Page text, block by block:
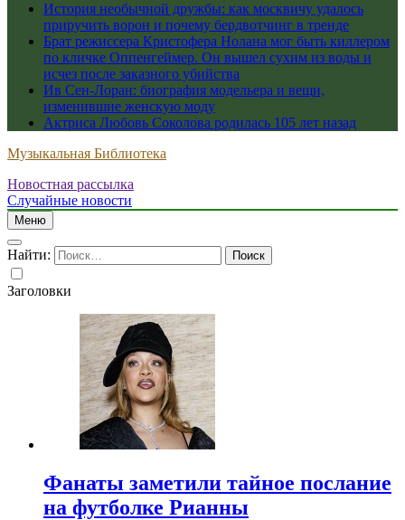
История необычной дружбы: как москвичу удалось
приручить ворон и почему бердвотчинг в тренде
Брат режиссера Кристофера Нолана мог быть киллером
по кличке Оппенгеймер. Он вышел сухим из воды и
исчез после заказного убийства
Ив Сен-Лоран: биография модельера и вещи,
изменившие женскую моду
Актриса Любовь Соколова родилась 105 лет назад
Музыкальная Библиотека
Новостная рассылка
Случайные новости
Меню
Найти:
Заголовки
Фанаты заметили тайное послание
на футболке Рианны